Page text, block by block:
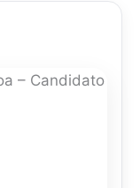
– Candidato